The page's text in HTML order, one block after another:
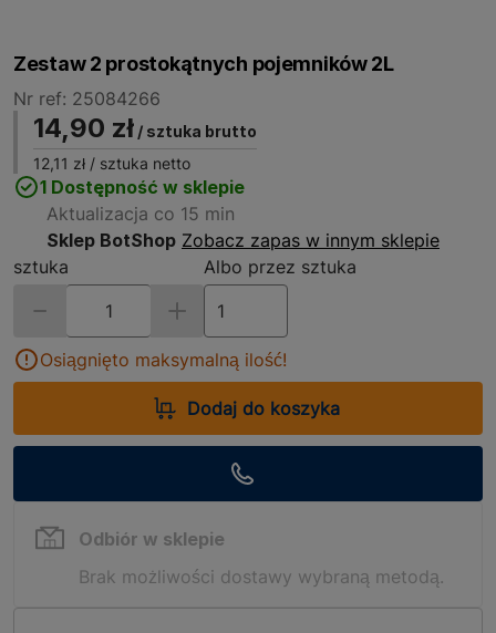
Zestaw 2 prostokątnych pojemników 2L
Nr ref: 25084266
14,90 zł / sztuka brutto
12,11 zł / sztuka netto
1 Dostępność w sklepie
Aktualizacja co 15 min
Sklep BotShop Zobacz zapas w innym sklepie
sztuka
Albo przez sztuka
Osiągnięto maksymalną ilość!
Dodaj do koszyka
Odbiór w sklepie
Brak możliwości dostawy wybraną metodą.